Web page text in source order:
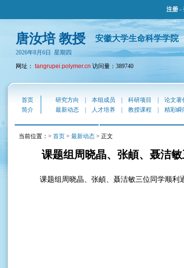
注册 -
唐汝培 教授 安徽大学生命科学学院
2026年8月6日 星期四
网址： tangrupei.polymer.cn 访问量：389740
首页 研究方向 本组成员 科研项目 论文著
简介
最新动态 人才培养 教授课程 精彩瞬
当前位置：> 首页 > 最新动态 > 正文
课题组周晓晶、张頔、聂洁
课题组周晓晶、张頔、聂洁敏三位同学顺利